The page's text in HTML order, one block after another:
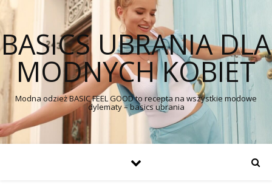
BASICS UBRANIA DLA
MODNYCH KOBIET
Modna odzież BASIC FEEL GOOD to recepta na wszystkie modowe
dylematy – basics ubrania